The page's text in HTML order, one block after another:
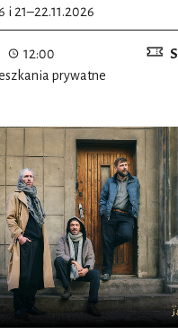
i 21–22.11.2026
12:00
prywatne